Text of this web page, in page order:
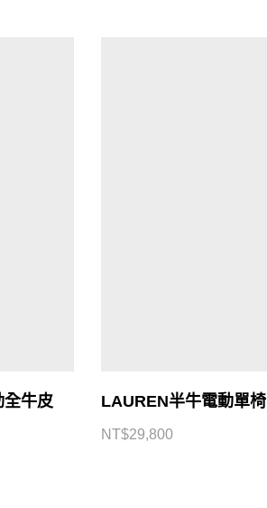
全牛皮
LAUREN半牛電動單椅
NT$29,800